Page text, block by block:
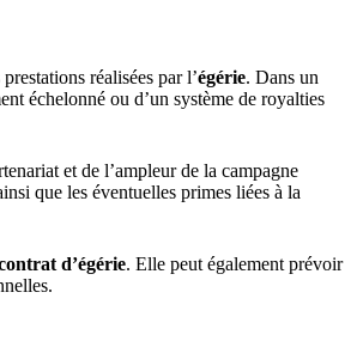
réalisées par l’égérie. Dans un
échelonné ou d’un système de royalties
et de l’ampleur de la campagne
que les éventuelles primes liées à la
d’égérie. Elle peut également prévoir